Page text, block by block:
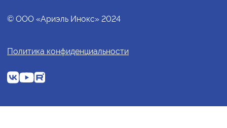
© ООО «Ариэль Инокс» 2024
Политика конфиденциальности